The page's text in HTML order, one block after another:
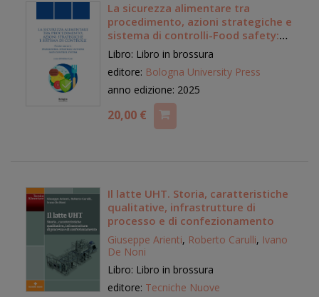
La sicurezza alimentare tra
procedimento, azioni strategiche e
sistema di controlli-Food safety:
procedures, strategic actions and
control system
Libro: Libro in brossura
editore: Bologna University Press
anno edizione: 2025
20,00 €
Il latte UHT. Storia, caratteristiche
qualitative, infrastrutture di
processo e di confezionamento
Giuseppe Arienti, Roberto Carulli, Ivano
De Noni
Libro: Libro in brossura
editore: Tecniche Nuove